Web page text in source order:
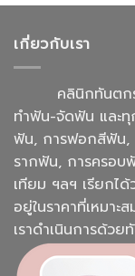
เกี่ยวกับเรา
คลินิกทันตกรรม
ทำฟัน-จัดฟัน และทุ
ฟัน, การฟอกสีฟัน,
รากฟัน, การครอบ
เทียม ฯลฯ เรียกไ
อยู่ในราคาที่เหมาะ
เราดำเนินการด้ว